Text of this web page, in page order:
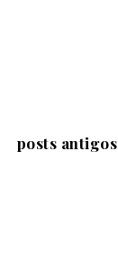
posts antigos